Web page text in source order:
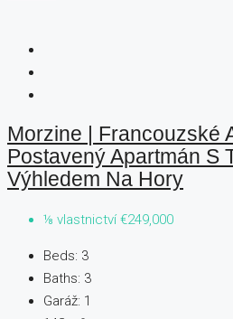
Morzine | Francouzské
Postavený Apartmán S
Výhledem Na Hory
⅛ vlastnictví€249,000
Beds: 3
Baths: 3
Garáž: 1